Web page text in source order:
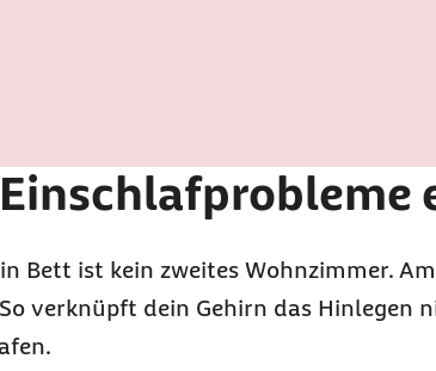
Bett ist kein zweites Wohnzimmer.
verknüpft dein Gehirn das Hinlegen